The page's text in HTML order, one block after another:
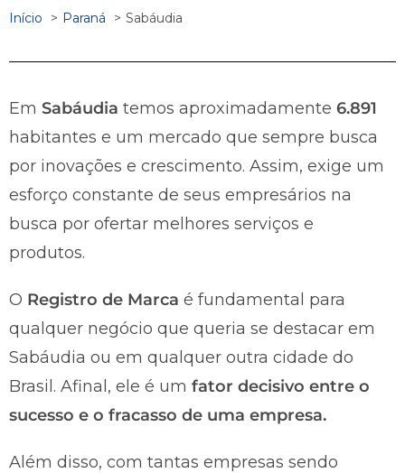
Início Paraná Sabáudia
Em Sabáudia temos aproximadamente 6.891
habitantes e um mercado que sempre busca
por inovações e crescimento. Assim, exige um
esforço constante de seus empresários na
busca por ofertar melhores serviços e
produtos.
O Registro de Marca é fundamental para
qualquer negócio que queria se destacar em
Sabáudia ou em qualquer outra cidade do
Brasil. Afinal, ele é um fator decisivo entre o
sucesso e o fracasso de uma empresa.
Além disso, com tantas empresas sendo